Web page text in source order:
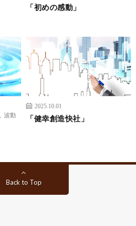
「初めの感動」
波動
2025.10.01
「健幸創造快社」
Back to Top